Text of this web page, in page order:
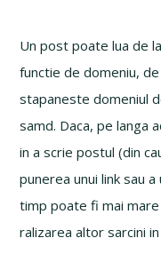
Un post poate lua de
functie de domeniu,
stapaneste domeniul
samd. Daca, pe langa
in a scrie postul (din
punerea unui link sau
timp poate fi mai
ralizarea altor sarcini